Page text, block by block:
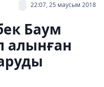
22:07, 25 маусым 2018
Баум
алынған